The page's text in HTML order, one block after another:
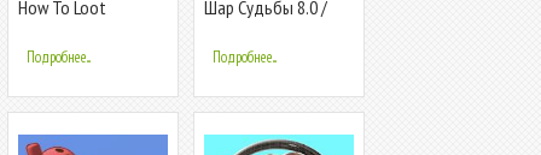
How To Loot
Подробнее...
Шар Судьбы 8.0 /
Подробнее...